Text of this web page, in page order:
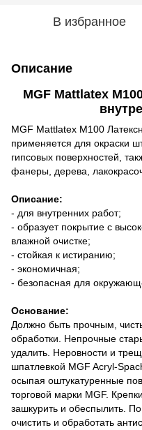
В избранное
Описание
MGF Mattlatex
MGF Mattlatex M100
применяется для окраски
гипсовых поверхностей,
фанеры, дерева,
Описание:
- для внутренних работ;
- образует покрытие с
влажной очистке;
- стойкая к истиранию;
- экономичная;
- безопасная для
Основание:
Должно быть прочным,
обработки. Непрочные
удалить. Неровности и
шпатлевкой MGF Acryl-
осыпая оштукатуренные
торговой марки MGF.
зашкурить и обеспылить.
очистить и обработать